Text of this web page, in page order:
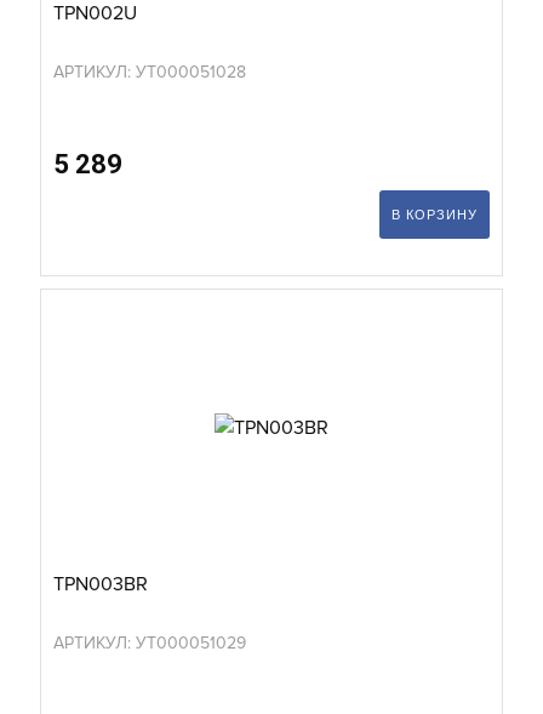
TPN002U
АРТИКУЛ: УТ000051028
5 289
В КОРЗИНУ
TPN003BR
АРТИКУЛ: УТ000051029